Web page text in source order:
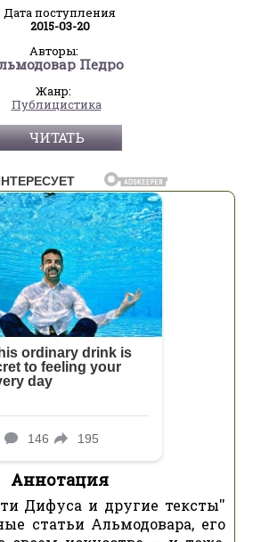
Дата поступления
2015-03-20
Авторы:
Педро
Жанр:
Публицистика
ЧИТАТЬ
Аннотация
Дифуса и другие тексты''
статьи Альмодовара, его